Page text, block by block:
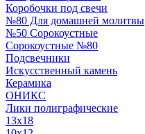
Коробочки под свечи
№80 Для домашней молитвы
№50 Сорокоустные
Сорокоустные №80
Подсвечники
Искусственный камень
Керамика
ОНИКС
Лики полиграфические
13x18